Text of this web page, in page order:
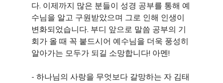
다. 이제까지 많은 분들이 성경 공부를 통해 예
수님을 알고 구원받았으며 그로 인해 인생이
변화되었습니다. 부디 앞으로 말씀 공부의 기
회가 올 때 꼭 붙드시어 예수님을 더욱 풍성히
알아가는 모두가 되길 소망합니다! 아멘!
- 하나님의 사랑을 무엇보다 갈망하는 자 김태